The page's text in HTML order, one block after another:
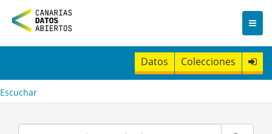
n
t
Datos Colecciones
Escuchar